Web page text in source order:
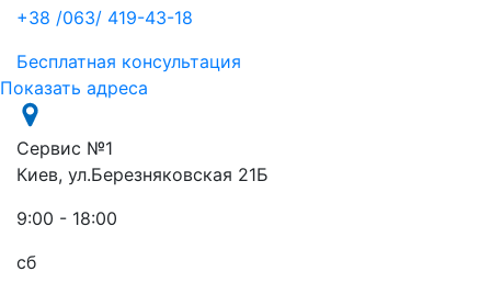
+38 /063/ 419-43-18
Бесплатная консультация
Показать адреса
Сервис №1
Киев, ул.Березняковская 21Б
9:00 - 18:00
сб